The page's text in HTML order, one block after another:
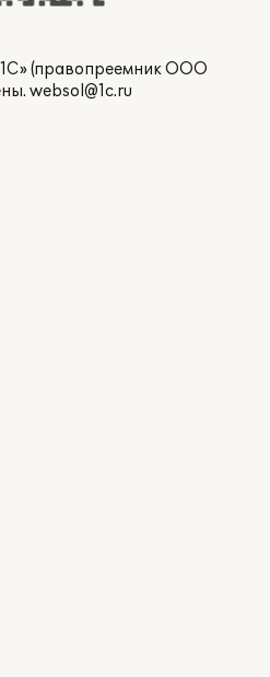
(правопреемник ООО
websol@1c.ru